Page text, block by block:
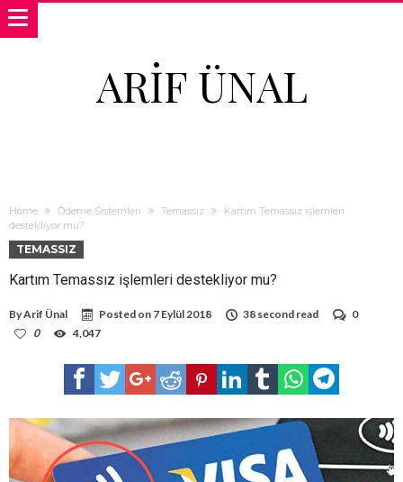
ARIF ÜNAL
Home Ödeme Sistemleri Temassız
Kartım Temassız işlemleri
destekliyor mu?
TEMASSIZ
Kartım Temassız işlemleri destekliyor mu?
ByArif Ünal Posted on 7 Eylül 2018 38 second read
0
0
4,047